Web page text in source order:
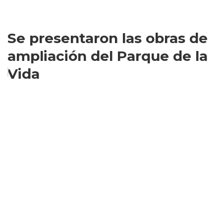
Se presentaron las obras de
ampliación del Parque de la
Vida